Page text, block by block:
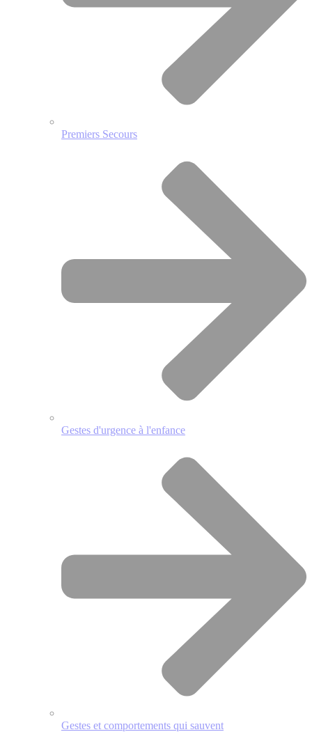
Premiers Secours
Gestes d'urgence à l'enfance
Gestes et comportements qui sauvent